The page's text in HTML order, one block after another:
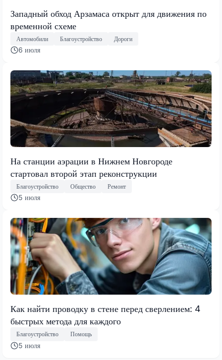
Западный обход Арзамаса открыт для движения по
временной схеме
Автомобили Благоустройство Дороги
6 июля
На станции аэрации в Нижнем Новгороде
стартовал второй этап реконструкции
Благоустройство Общество Ремонт
5 июля
Как найти проводку в стене перед сверлением: 4
быстрых метода для каждого
Благоустройство Помощь
5 июля